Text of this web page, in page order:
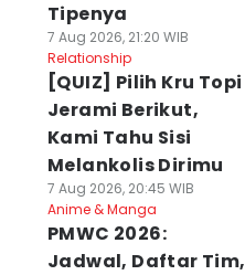
Tipenya
7 Aug 2026, 21:20 WIB
Relationship
[QUIZ] Pilih Kru Topi
Jerami Berikut,
Kami Tahu Sisi
Melankolis Dirimu
7 Aug 2026, 20:45 WIB
Anime & Manga
PMWC 2026:
Jadwal, Daftar Tim,